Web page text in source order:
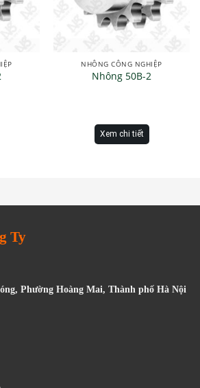
NHÔNG CÔNG NGHIỆP
Nhông 50B-2
Xem chi tiết
Ty
Phường Hoàng Mai, Thành phố Hà Nội